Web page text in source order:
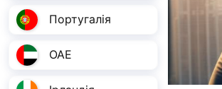
Португалія
ОАЕ